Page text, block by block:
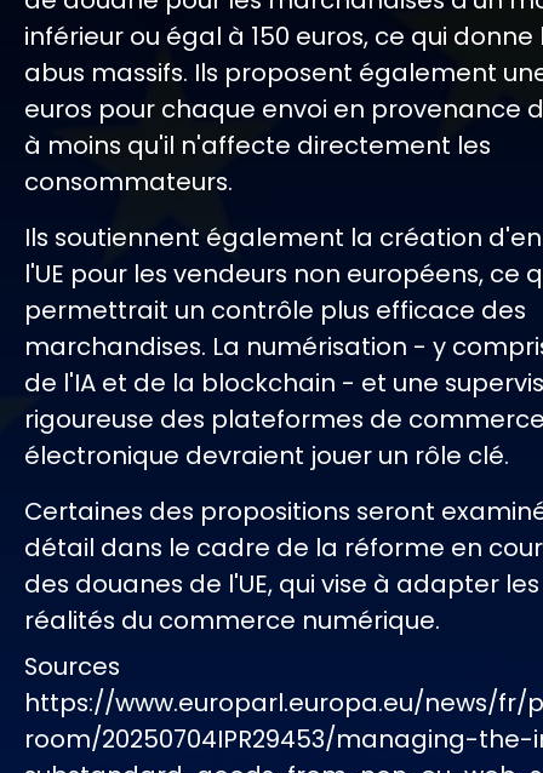
inférieur ou égal à 150 euros, ce qui donne
abus massifs. Ils proposent également
euros pour chaque envoi en provenance
à moins qu'il n'affecte directement les
consommateurs.
Ils soutiennent également la création
l'UE pour les vendeurs non européens, ce
permettrait un contrôle plus efficace des
marchandises. La numérisation - y
de l'IA et de la blockchain - et une
rigoureuse des plateformes de
électronique devraient jouer un rôle clé.
Certaines des propositions seront
détail dans le cadre de la réforme en
des douanes de l'UE, qui vise à adapter
réalités du commerce numérique.
Sources
https://www.europarl.europa.eu/news/fr/
room/20250704IPR29453/managing-